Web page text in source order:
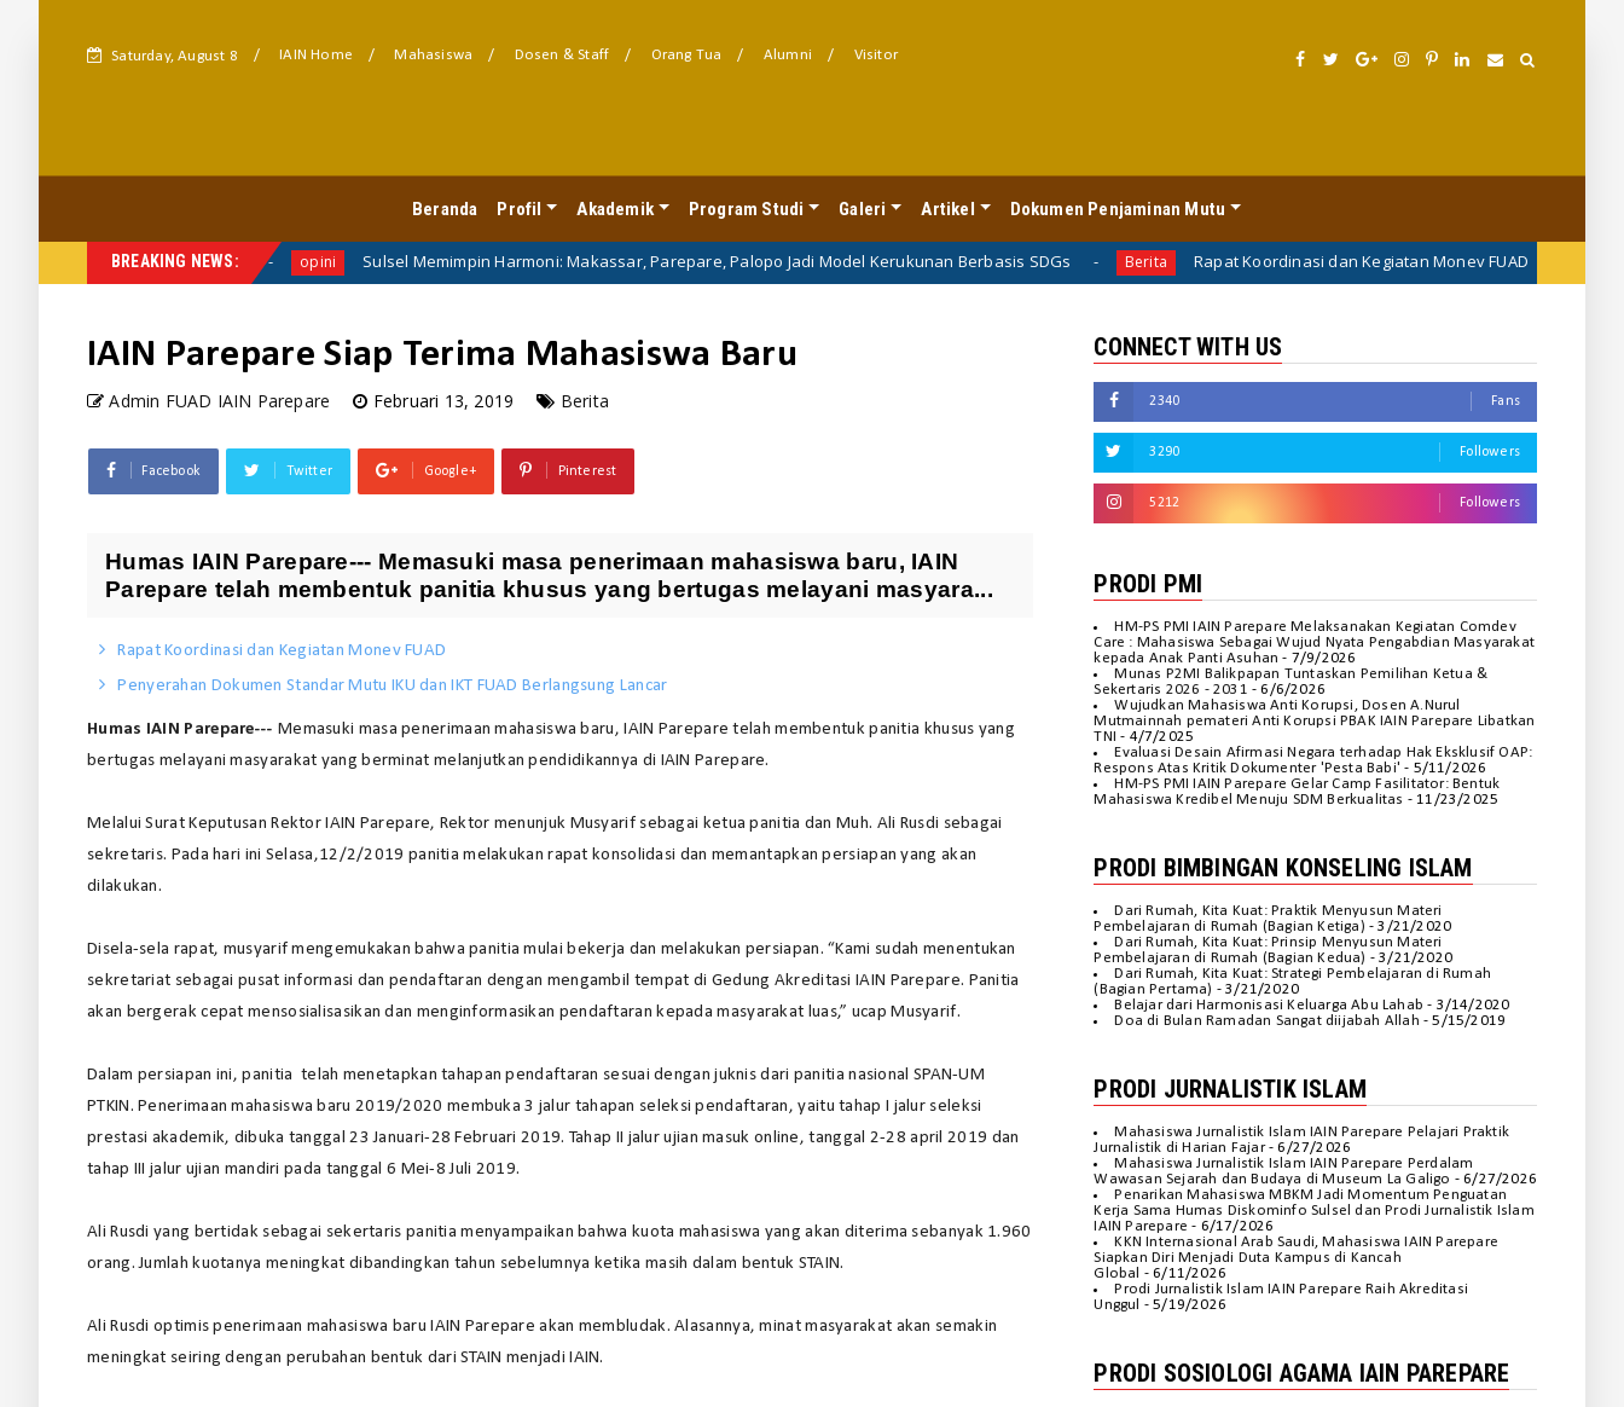
Saturday, August 8 IAIN Home Mahasiswa Dosen & Staff Orang Tua Alumni Visitor
Beranda Profil Akademik Program Studi Galeri Artikel Dokumen Penjaminan Mutu
BREAKING NEWS:
PTKIN 2025 opini Sulsel Memimpin Harmoni: Makassar, Parepare, Palopo Jadi Model Kerukunan Berbasis SDGs Berita Rapat Koordinasi dan Kegiatan Monev FUAD Uncategorized
IAIN Parepare Siap Terima Mahasiswa Baru
Admin FUAD IAIN Parepare Februari 13, 2019 Berita
Facebook Twitter Google+ Pinterest
Humas IAIN Parepare--- Memasuki masa penerimaan mahasiswa baru, IAIN
Parepare telah membentuk panitia khusus yang bertugas melayani masyara...
Rapat Koordinasi dan Kegiatan Monev FUAD
Penyerahan Dokumen Standar Mutu IKU dan IKT FUAD Berlangsung Lancar
Humas IAIN Parepare--- Memasuki masa penerimaan mahasiswa baru, IAIN Parepare telah membentuk panitia khusus yang
bertugas melayani masyarakat yang berminat melanjutkan pendidikannya di IAIN Parepare.
Melalui Surat Keputusan Rektor IAIN Parepare, Rektor menunjuk Musyarif sebagai ketua panitia dan Muh. Ali Rusdi sebagai
sekretaris. Pada hari ini Selasa,12/2/2019 panitia melakukan rapat konsolidasi dan memantapkan persiapan yang akan
dilakukan.
Disela-sela rapat, musyarif mengemukakan bahwa panitia mulai bekerja dan melakukan persiapan. “Kami sudah menentukan
sekretariat sebagai pusat informasi dan pendaftaran dengan mengambil tempat di Gedung Akreditasi IAIN Parepare. Panitia
akan bergerak cepat mensosialisasikan dan menginformasikan pendaftaran kepada masyarakat luas,” ucap Musyarif.
Dalam persiapan ini, panitia telah menetapkan tahapan pendaftaran sesuai dengan juknis dari panitia nasional SPAN-UM
PTKIN. Penerimaan mahasiswa baru 2019/2020 membuka 3 jalur tahapan seleksi pendaftaran, yaitu tahap I jalur seleksi
prestasi akademik, dibuka tanggal 23 Januari-28 Februari 2019. Tahap II jalur ujian masuk online, tanggal 2-28 april 2019 dan
tahap III jalur ujian mandiri pada tanggal 6 Mei-8 Juli 2019.
Ali Rusdi yang bertidak sebagai sekertaris panitia menyampaikan bahwa kuota mahasiswa yang akan diterima sebanyak 1.960
orang. Jumlah kuotanya meningkat dibandingkan tahun sebelumnya ketika masih dalam bentuk STAIN.
Ali Rusdi optimis penerimaan mahasiswa baru IAIN Parepare akan membludak. Alasannya, minat masyarakat akan semakin
meningkat seiring dengan perubahan bentuk dari STAIN menjadi IAIN.
CONNECT WITH US
2340 Fans
3290 Followers
5212 Followers
PRODI PMI
HM-PS PMI IAIN Parepare Melaksanakan Kegiatan Comdev
Care : Mahasiswa Sebagai Wujud Nyata Pengabdian Masyarakat
kepada Anak Panti Asuhan - 7/9/2026
Munas P2MI Balikpapan Tuntaskan Pemilihan Ketua &
Sekertaris 2026 - 2031 - 6/6/2026
Wujudkan Mahasiswa Anti Korupsi, Dosen A.Nurul
Mutmainnah pemateri Anti Korupsi PBAK IAIN Parepare Libatkan
TNI - 4/7/2025
Evaluasi Desain Afirmasi Negara terhadap Hak Eksklusif OAP:
Respons Atas Kritik Dokumenter 'Pesta Babi' - 5/11/2026
HM-PS PMI IAIN Parepare Gelar Camp Fasilitator: Bentuk
Mahasiswa Kredibel Menuju SDM Berkualitas - 11/23/2025
PRODI BIMBINGAN KONSELING ISLAM
Dari Rumah, Kita Kuat: Praktik Menyusun Materi
Pembelajaran di Rumah (Bagian Ketiga) - 3/21/2020
Dari Rumah, Kita Kuat: Prinsip Menyusun Materi
Pembelajaran di Rumah (Bagian Kedua) - 3/21/2020
Dari Rumah, Kita Kuat: Strategi Pembelajaran di Rumah
(Bagian Pertama) - 3/21/2020
Belajar dari Harmonisasi Keluarga Abu Lahab - 3/14/2020
Doa di Bulan Ramadan Sangat diijabah Allah - 5/15/2019
PRODI JURNALISTIK ISLAM
Mahasiswa Jurnalistik Islam IAIN Parepare Pelajari Praktik
Jurnalistik di Harian Fajar- 6/27/2026
Mahasiswa Jurnalistik Islam IAIN Parepare Perdalam
Wawasan Sejarah dan Budaya di Museum La Galigo - 6/27/2026
Penarikan Mahasiswa MBKM Jadi Momentum Penguatan
Kerja Sama Humas Diskominfo Sulsel dan Prodi Jurnalistik Islam
IAIN Parepare - 6/17/2026
KKN Internasional Arab Saudi, Mahasiswa IAIN Parepare
Siapkan Diri Menjadi Duta Kampus di Kancah
Global
- 6/11/2026
Prodi Jurnalistik Islam IAIN Parepare Raih Akreditasi
Unggul
- 5/19/2026
PRODI SOSIOLOGI AGAMA IAIN PAREPARE